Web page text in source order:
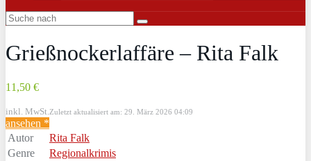
Grießnockerlaffäre – Rita Falk
11,50 €
inkl. MwSt. Zuletzt aktualisiert am: 29. März 2026 04:09
ansehen *
Autor
Rita Falk
Genre
Regionalkrimis